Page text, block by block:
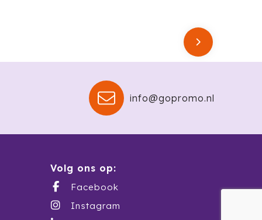
info@gopromo.nl
Volg ons op:
Facebook
Instagram